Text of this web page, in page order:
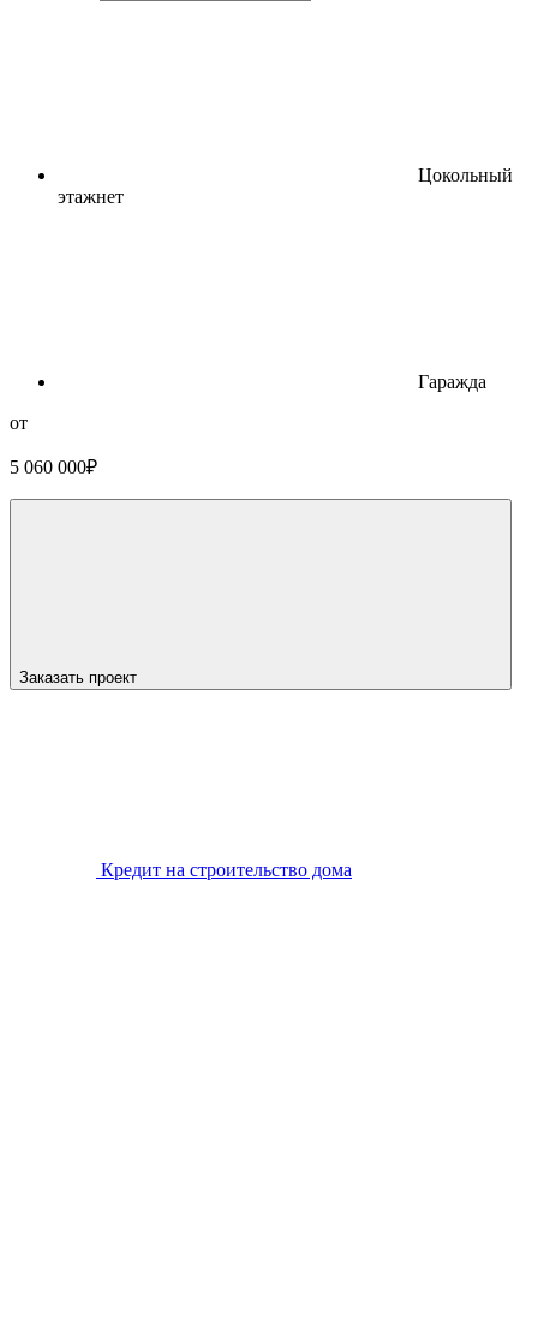
Цокольный
этажнет
Гаражда
от
5 060 000₽
Заказать проект
Кредит на строительство дома